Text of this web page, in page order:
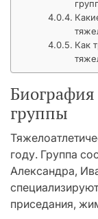
Как
Биография
группы
году. Группа
Александра,
приседания,